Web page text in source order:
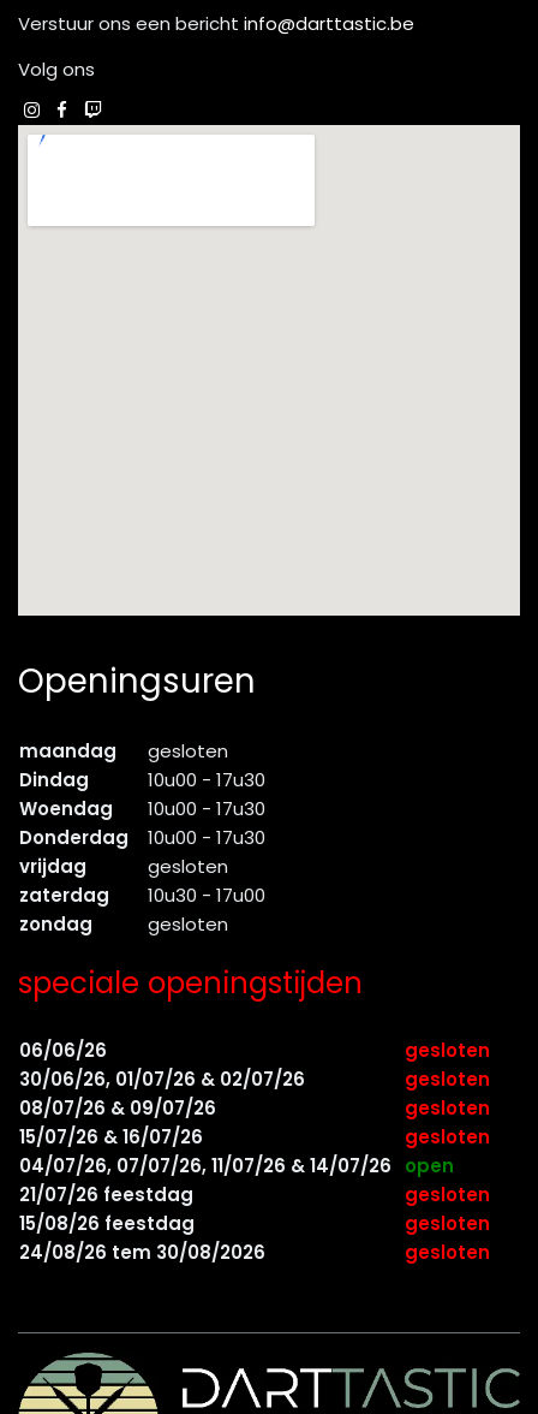
Verstuur ons een bericht info@darttastic.be
Volg ons
Openingsuren
maandag
gesloten
Dindag
10u00 - 17u30
Woendag
10u00 - 17u30
Donderdag
10u00 - 17u30
vrijdag
gesloten
zaterdag
10u30 - 17u00
zondag
gesloten
speciale openingstijden
06/06/26
gesloten
30/06/26, 01/07/26 & 02/07/26
gesloten
08/07/26 & 09/07/26
gesloten
15/07/26 & 16/07/26
gesloten
04/07/26, 07/07/26, 11/07/26 & 14/07/26
open
21/07/26 feestdag
gesloten
15/08/26 feestdag
gesloten
24/08/26 tem 30/08/2026
gesloten